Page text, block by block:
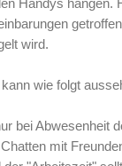
Handys hängen.
wird.
wie folgt
bei Abwesenheit
mit